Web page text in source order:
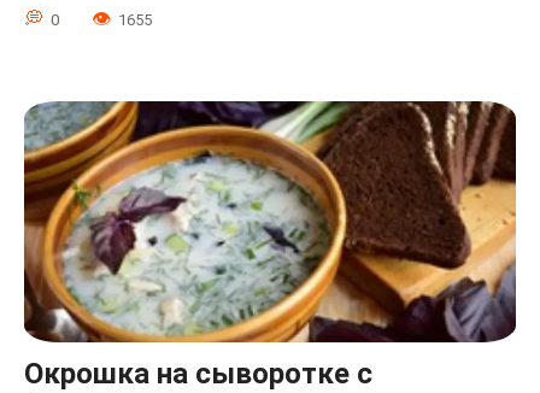
0 1655
Окрошка на сыворотке с